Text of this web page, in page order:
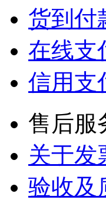
货到付
在线支
信用支
售后服
关于发
验收及